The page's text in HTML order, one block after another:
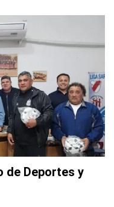
de Deportes y